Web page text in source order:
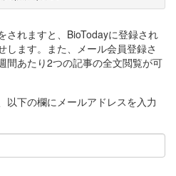
されますと、BioTodayに登録され
します。また、メール会員登録さ
間あたり2つの記事の全文閲覧が可
以下の欄にメールアドレスを入力